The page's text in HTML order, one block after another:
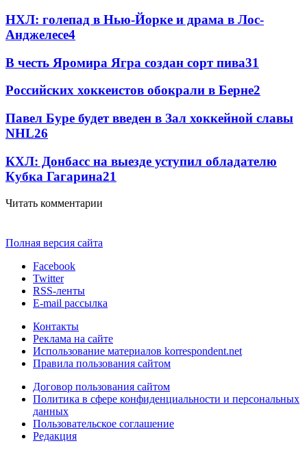
НХЛ: голепад в Нью-Йорке и драма в Лос-
Анджелесе4
В честь Яромира Ягра создан сорт пива31
Российских хоккеистов обокрали в Берне2
Павел Буре будет введен в Зал хоккейной славы
NHL26
КХЛ: Донбасс на выезде уступил обладателю
Кубка Гагарина21
Читать комментарии
Полная версия сайта
Facebook
Twitter
RSS-ленты
E-mail рассылка
Контакты
Реклама на сайте
Использование материалов korrespondent.net
Правила пользования сайтом
Договор пользования сайтом
Политика в сфере конфиденциальности и персональных
данных
Пользовательское соглашение
Редакция